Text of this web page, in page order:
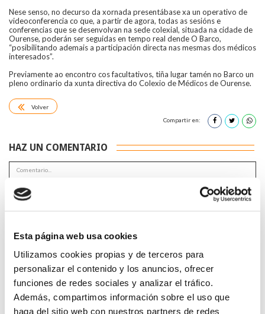
Esta página web usa cookies
Utilizamos cookies propias y de terceros para
personalizar el contenido y los anuncios, ofrecer
funciones de redes sociales y analizar el tráfico.
Además, compartimos información sobre el uso que
haga del sitio web con nuestros partners de redes
Nese senso, no decurso da xornada presentábase xa un operativo de
videoconferencia co que, a partir de agora, todas as sesións e
conferencias que se desenvolvan na sede colexial, situada na cidade de
Ourense, poderán ser seguidas en tempo real dende O Barco,
“posibilitando ademais a participación directa nas mesmas dos médicos
interesados”.
Previamente ao encontro cos facultativos, tiña lugar tamén no Barco un
pleno ordinario da xunta directiva do Colexio de Médicos de Ourense.
Volver
Compartir en:
HAZ UN COMENTARIO
*Campos obligatorios
Política de privacidad